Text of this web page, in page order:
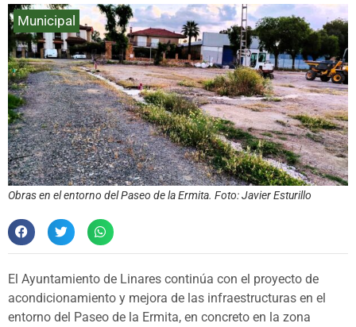
Municipal
Obras en el entorno del Paseo de la Ermita. Foto: Javier Esturillo
El Ayuntamiento de Linares continúa con el proyecto de
acondicionamiento y mejora de las infraestructuras en el
entorno del Paseo de la Ermita, en concreto en la zona